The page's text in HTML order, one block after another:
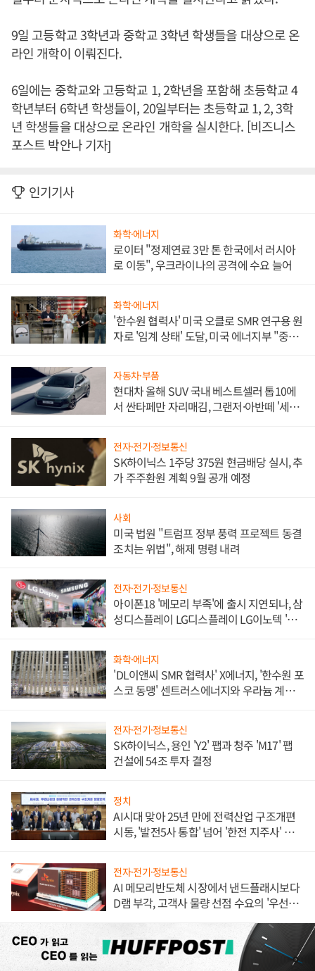
9일 고등학교 3학년과 중학교 3학년 학생들을 대상으로 온
라인 개학이 이뤄진다.
6일에는 중학교와 고등학교 1, 2학년을 포함해 초등학교 4
학년부터 6학년 학생들이, 20일부터는 초등학교 1, 2, 3학
년 학생들을 대상으로 온라인 개학을 실시한다. [비즈니스
포스트 박안나 기자]
인기기사
화학·에너지
로이터 "정제연료 3만 톤 한국에서 러시아
로 이동", 우크라이나의 공격에 수요 늘어
화학·에너지
'한수원 협력사' 미국 오클로 SMR 연구용 원
자로 '임계 상태' 도달, 미국 에너지부 "중요
자동차·부품
현대차 올해 SUV 국내 베스트셀러 톱10에
서 싼타페만 자리매김, 그랜저·아반떼 '세단
전자·전기·정보통신
SK하이닉스 1주당 375원 현금배당 실시, 추
가 주주환원 계획 9월 공개 예정
사회
미국 법원 "트럼프 정부 풍력 프로젝트 동결
조치는 위법", 해제 명령 내려
전자·전기·정보통신
아이폰18 '메모리 부족'에 출시 지연되나, 삼
성디스플레이 LG디스플레이 LG이노텍 '탈
화학·에너지
'DL이앤씨 SMR 협력사' X에너지, '한수원 포
스코 동맹' 센트러스에너지와 우라늄 계약
전자·전기·정보통신
SK하이닉스, 용인 'Y2' 팹과 청주 'M17' 팹
건설에 54조 투자 결정
정치
AI시대 맞아 25년 만에 전력산업 구조개편
시동, '발전5사 통합' 넘어 '한전 지주사' 재편
전자·전기·정보통신
AI 메모리반도체 시장에서 낸드플래시보다
D램 부각, 고객사 물량 선점 수요의 '우선순